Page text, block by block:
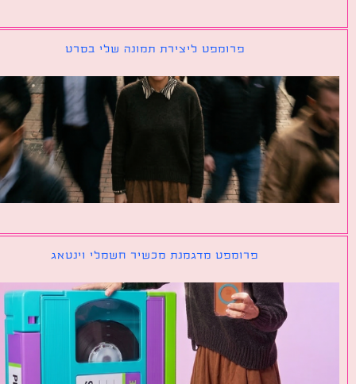
פרומפט ליצירת תמונה שלי בסרט
פרומפט מדגמנת מכשיר חשמלי וינטאג